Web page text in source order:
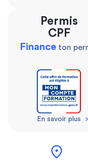
Permis
CPF
Finance ton
En savoir plus >
location_on